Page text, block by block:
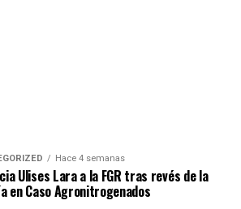
Hace 4 semanas
Ulises Lara a la FGR tras revés de la
en Caso Agronitrogenados